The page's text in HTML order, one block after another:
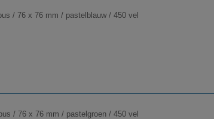
/ 76 x 76 mm / pastelblauw / 450 vel
/ 76 x 76 mm / pastelgroen / 450 vel